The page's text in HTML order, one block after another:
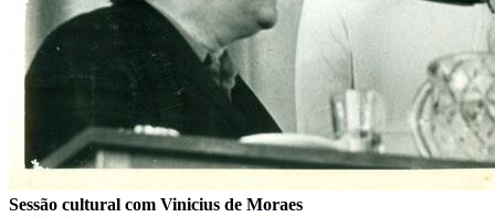
Sessão cultural com Vinicius de Moraes